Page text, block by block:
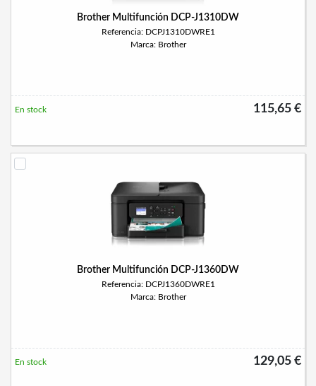
Brother Multifunción DCP-J1310DW
Referencia: DCPJ1310DWRE1
Marca: Brother
115,65 €
En stock
Brother Multifunción DCP-J1360DW
Referencia: DCPJ1360DWRE1
Marca: Brother
129,05 €
En stock